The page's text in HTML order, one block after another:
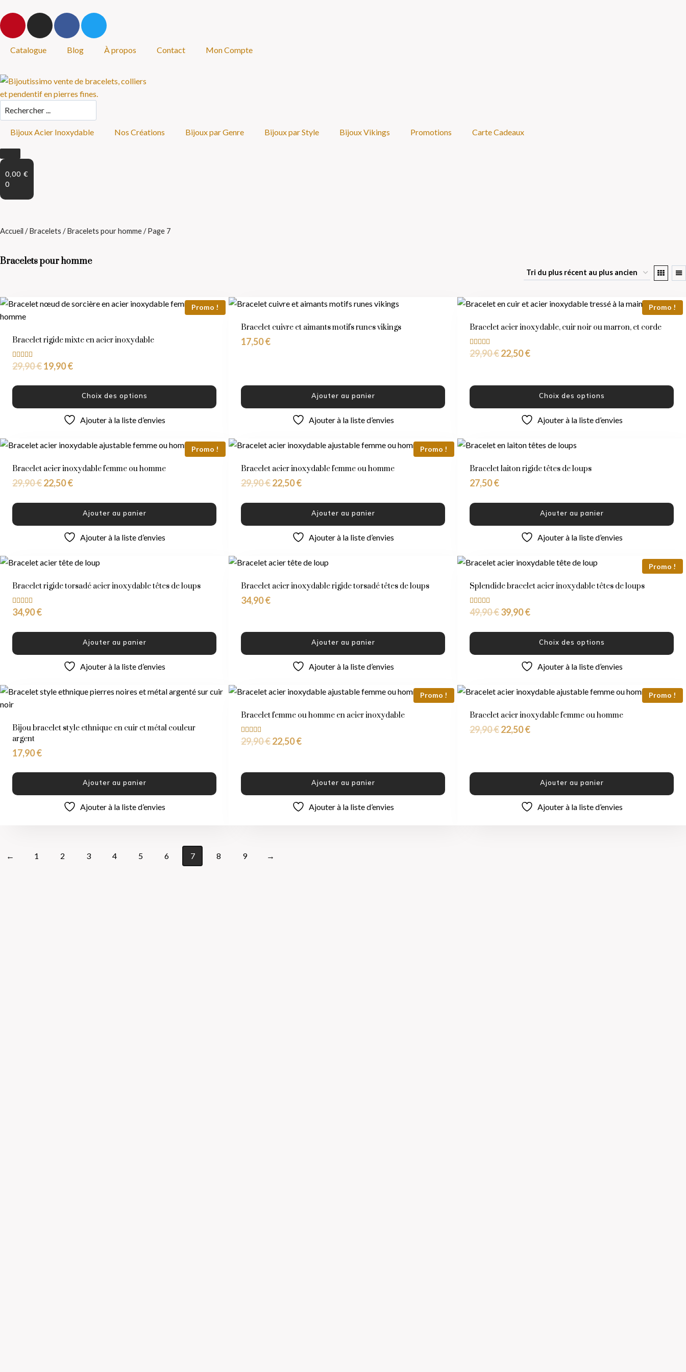
Catalogue Blog À propos Contact Mon Compte
Bijoux Acier Inoxydable Nos Créations Bijoux par Genre Bijoux par Style Bijoux Vikings Promotions Carte Cadeaux
0,00 €
0
Accueil /Bracelets /Bracelets pour homme/ Page 7
Bracelets pour homme
Promo !
Bracelet rigide mixte en acier inoxydable
Note
5.00
29,90€19,90€
Choix des options
Ajouter à la liste d’envies
Bracelet cuivre et aimants motifs runes vikings
17,50€
Ajouter au panier
Ajouter à la liste d’envies
Promo !
Bracelet acier inoxydable, cuir noir ou marron, et corde
Note
5.00
29,90€22,50€
Choix des options
Ajouter à la liste d’envies
Promo !
Bracelet acier inoxydable femme ou homme
29,90€22,50€
Ajouter au panier
Ajouter à la liste d’envies
Promo !
Bracelet acier inoxydable femme ou homme
29,90€22,50€
Ajouter au panier
Ajouter à la liste d’envies
Bracelet laiton rigide têtes de loups
27,50€
Ajouter au panier
Ajouter à la liste d’envies
Bracelet rigide torsadé acier inoxydable têtes de loups
Note
5.00
34,90€
Ajouter au panier
Ajouter à la liste d’envies
Bracelet acier inoxydable rigide torsadé têtes de loups
34,90€
Ajouter au panier
Ajouter à la liste d’envies
Promo !
Splendide bracelet acier inoxydable têtes de loups
Note
5.00
49,90€39,90€
Choix des options
Ajouter à la liste d’envies
Bijou bracelet style ethnique en cuir et métal couleur
argent
17,90€
Ajouter au panier
Ajouter à la liste d’envies
Promo !
Bracelet femme ou homme en acier inoxydable
Note
5.00
29,90€22,50€
Ajouter au panier
Ajouter à la liste d’envies
Promo !
Bracelet acier inoxydable femme ou homme
29,90€22,50€
Ajouter au panier
Ajouter à la liste d’envies
← 1 2 3 4 5 6 7 8 9 →